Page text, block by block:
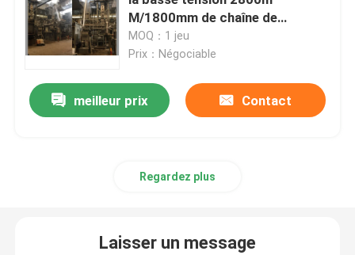
Machine de Stenter d'air chaud
machine de stenter de textile
Machine d'impression rotatoire d'écran
M/1800mm de chaîne de
blanchiment de corde à grande
vitesse
MOQ：1 jeu
Prix：Négociable
meilleur prix Contact
Regardez plus
Laisser un message